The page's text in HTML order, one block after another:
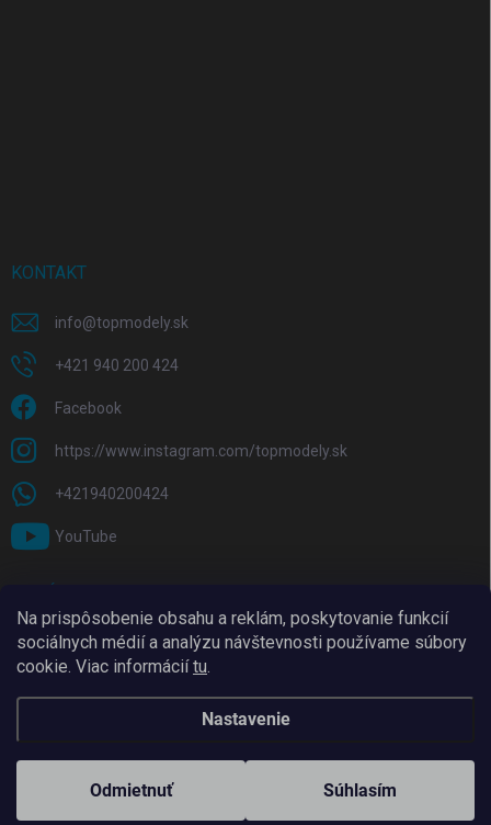
Na prispôsobenie obsahu a reklám, poskytovanie funkcií
sociálnych médií a analýzu návštevnosti používame súbory
cookie. Viac informáciítu.
Nastavenie
Odmietnuť Súhlasím
KONTAKT
info@topmodely.sk
+421 940 200 424
Facebook
https://www.instagram.com/topmodely.sk
+421940200424
YouTube
Vytvoril Shoptet
Copyright 2026TopModely. Všetky práva vyhradené.Upraviť nastavenie